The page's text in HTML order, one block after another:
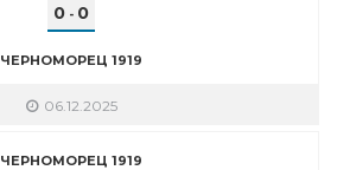
0 - 0
ЧЕРНОМОРЕЦ 1919
06.12.2025
ЧЕРНОМОРЕЦ 1919